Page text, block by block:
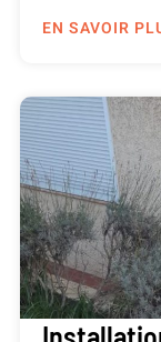
EN SAVOIR